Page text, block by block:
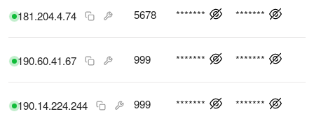
181.204.4.74 5678 ******* *******
190.60.41.67 999 ******* *******
190.14.224.244 999 ******* *******